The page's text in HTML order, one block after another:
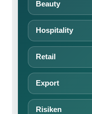
Beauty
Hospitality
Retail
Export
Risiken